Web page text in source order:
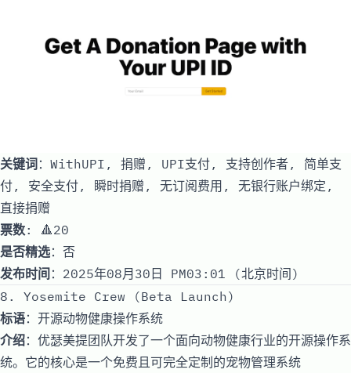
关键词：WithUPI, 捐赠, UPI支付, 支持创作者, 简单支
付, 安全支付, 瞬时捐赠, 无订阅费用, 无银行账户绑定,
直接捐赠
票数: 🔺20
是否精选：否
发布时间 ：2025年08月30日 PM03:01 (北京时间)
8. Yosemite Crew (Beta Launch)
标语：开源动物健康操作系统
介绍：优瑟美提团队开发了一个面向动物健康行业的开源操作系
统。它的核心是一个免费且可完全定制的宠物管理系统